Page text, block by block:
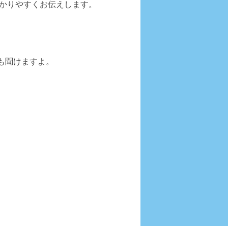
りやすくお伝えします。
けますよ。